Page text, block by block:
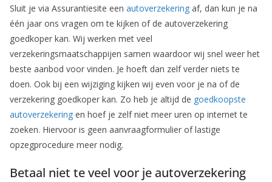
Sluit je via Assurantiesite een autoverzekering af, dan kun je na
één jaar ons vragen om te kijken of de autoverzekering
goedkoper kan. Wij werken met veel
verzekeringsmaatschappijen samen waardoor wij snel weer het
beste aanbod voor vinden. Je hoeft dan zelf verder niets te
doen. Ook bij een wijziging kijken wij even voor je na of de
verzekering goedkoper kan. Zo heb je altijd de goedkoopste
autoverzekering en hoef je zelf niet meer uren op internet te
zoeken. Hiervoor is geen aanvraagformulier of lastige
opzegprocedure meer nodig.
Betaal niet te veel voor je autoverzekering